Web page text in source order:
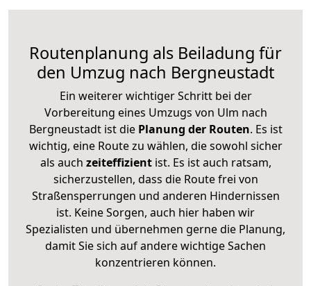
Routenplanung als Beiladung für
den Umzug nach Bergneustadt
Ein weiterer wichtiger Schritt bei der
Vorbereitung eines Umzugs von Ulm nach
Bergneustadt ist diePlanung der Routen. Es ist
wichtig, eine Route zu wählen, die sowohl sicher
als auch zeiteffizientist. Es ist auch ratsam,
sicherzustellen, dass die Route frei von
Straßensperrungen und anderen Hindernissen
ist. Keine Sorgen, auch hier haben wir
Spezialisten und übernehmen gerne die Planung,
damit Sie sich auf andere wichtige Sachen
konzentrieren können.